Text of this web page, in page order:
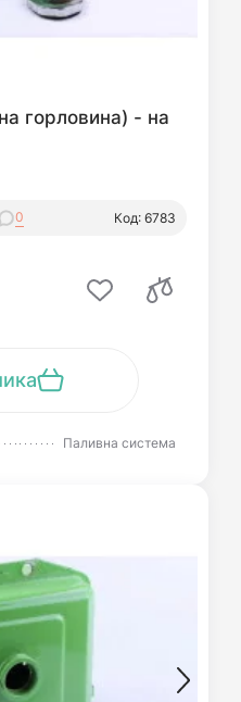
горловина) - на
0 Код: 6783
Паливна система